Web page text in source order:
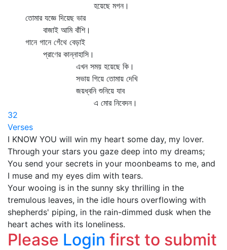
হয়েছে মগন।
তোমার যজ্ঞে দিয়েছ ভার
বাজাই আমি বাঁশি।
গানে গানে গেঁথে বেড়াই
প্রাণের কান্নাহাসি।
এখন সময় হয়েছে কি।
সভায় গিয়ে তোমায় দেখি
জয়ধ্বনি শুনিয়ে যাব
এ মোর নিবেদন।
32
Verses
I KNOW YOU will win my heart some day, my lover.
Through your stars you gaze deep into my dreams;
You send your secrets in your moonbeams to me, and
I muse and my eyes dim with tears.
Your wooing is in the sunny sky thrilling in the
tremulous leaves, in the idle hours overflowing with
shepherds' piping, in the rain-dimmed dusk when the
heart aches with its loneliness.
Please Login first to submit